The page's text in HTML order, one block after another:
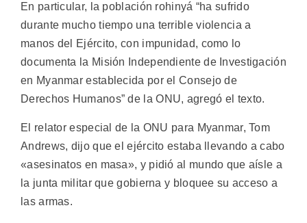
En particular, la población rohinyá “ha sufrido
durante mucho tiempo una terrible violencia a
manos del Ejército, con impunidad, como lo
documenta la Misión Independiente de Investigación
en Myanmar establecida por el Consejo de
Derechos Humanos” de la ONU, agregó el texto.
El relator especial de la ONU para Myanmar, Tom
Andrews, dijo que el ejército estaba llevando a cabo
«asesinatos en masa», y pidió al mundo que aísle a
la junta militar que gobierna y bloquee su acceso a
las armas.